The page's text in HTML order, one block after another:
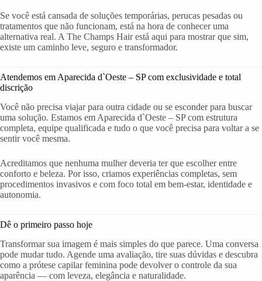
Se você está cansada de soluções temporárias, perucas pesadas ou
tratamentos que não funcionam, está na hora de conhecer uma
alternativa real. A The Champs Hair está aqui para mostrar que sim,
existe um caminho leve, seguro e transformador.
Atendemos em Aparecida d`Oeste – SP com exclusividade e total
discrição
Você não precisa viajar para outra cidade ou se esconder para buscar
uma solução. Estamos em Aparecida d`Oeste – SP com estrutura
completa, equipe qualificada e tudo o que você precisa para voltar a se
sentir você mesma.
Acreditamos que nenhuma mulher deveria ter que escolher entre
conforto e beleza. Por isso, criamos experiências completas, sem
procedimentos invasivos e com foco total em bem-estar, identidade e
autonomia.
Dê o primeiro passo hoje
Transformar sua imagem é mais simples do que parece. Uma conversa
pode mudar tudo. Agende uma avaliação, tire suas dúvidas e descubra
como a prótese capilar feminina pode devolver o controle da sua
aparência — com leveza, elegância e naturalidade.